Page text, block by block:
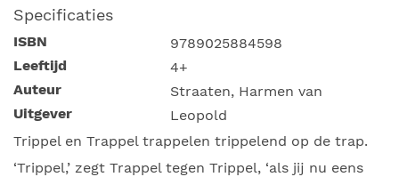
Specificaties
ISBN
9789025884598
Leeftijd
4+
Auteur
Straaten, Harmen van
Uitgever
Leopold
Trippel en Trappel trappelen trippelend op de trap.
‘Trippel,’ zegt Trappel tegen Trippel, ‘als jij nu eens